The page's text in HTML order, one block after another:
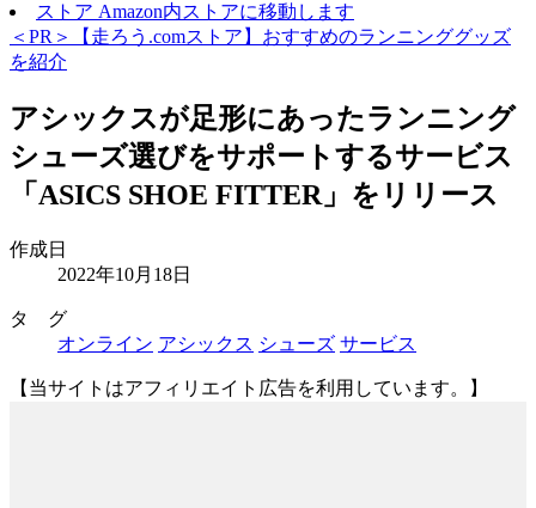
ストア Amazon内ストアに移動します
＜PR＞【走ろう.comストア】おすすめのランニンググッズ
を紹介
アシックスが足形にあったランニング
シューズ選びをサポートするサービス
「ASICS SHOE FITTER」をリリース
作成日
2022年10月18日
タ グ
オンライン アシックス シューズ サービス
【当サイトはアフィリエイト広告を利用しています。】